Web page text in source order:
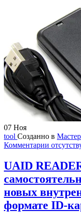
07 Ноя
tool Созданно в
Комментарии
UAID
новых
формате ID-